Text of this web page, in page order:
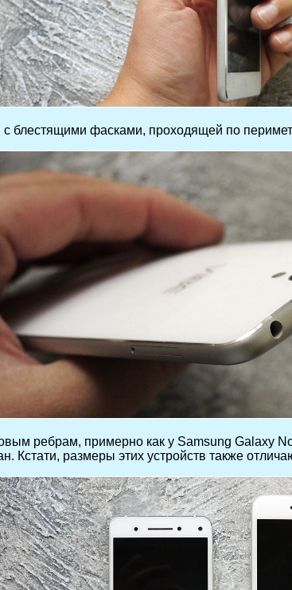
блестящими фасками, проходящей по
ребрам, примерно как у Samsung Galaxy
Кстати, размеры этих устройств также